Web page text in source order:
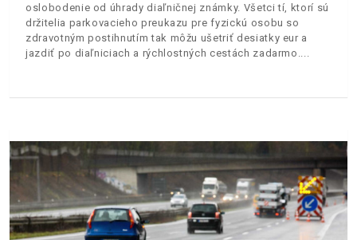
oslobodenie od úhrady diaľničnej známky. Všetci tí, ktorí sú
držitelia parkovacieho preukazu pre fyzickú osobu so
zdravotným postihnutím tak môžu ušetriť desiatky eur a
jazdiť po diaľniciach a rýchlostných cestách zadarmo.